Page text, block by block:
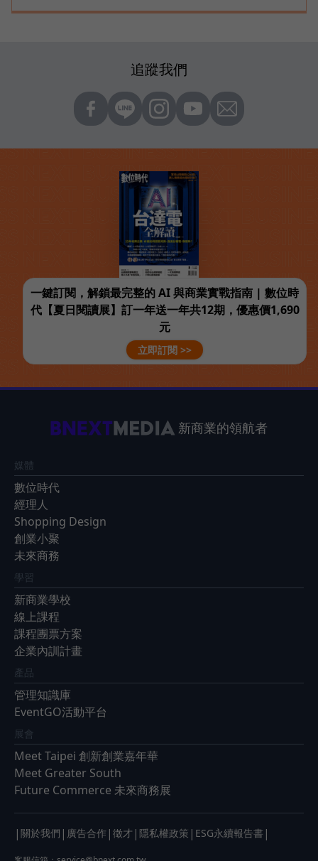
追蹤我們
一鍵訂閱，解鎖最完整的 AI 與商業實戰指南 | 數位時
代【夏日閱讀展】訂一年送一年共12期，優惠價1,690
元
立即訂閱 >>
新商業的領航者
媒體
數位時代
經理人
Shopping Design
創業小聚
未來商務
學習
新商業學校
線上課程
課程團票方案
企業內訓計畫
產品
管理知識庫
EventGO活動平台
展會
Meet Taipei 創新創業嘉年華
Meet Greater South
Future Commerce 未來商務展
| 關於我們 | 廣告合作 | 徵才 | 隱私權政策 | ESG永續報告書 |